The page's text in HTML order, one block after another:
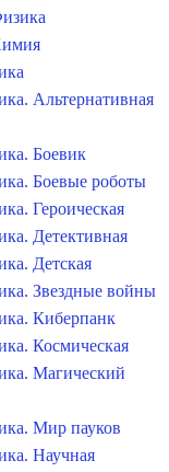
Альтернативная
Боевик
Боевые роботы
Героическая
Детективная
Детская
Звездные войны
Киберпанк
Космическая
Магический
Мир пауков
Научная